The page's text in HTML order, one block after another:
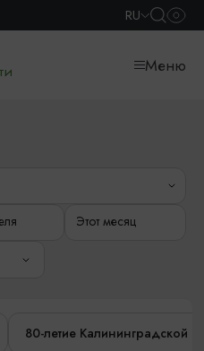
RU
Меню
Этот месяц
80-летие Калининградской